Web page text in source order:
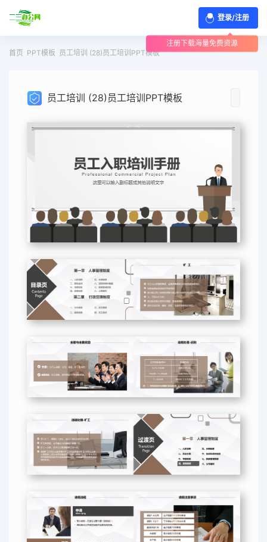
登录/注册
注册下载海量免费资源
首页 PPT模板 员工培训 (28)员工培训PPT模板
员工培训 (28)员工培训PPT模板